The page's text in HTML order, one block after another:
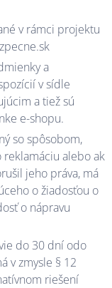
v rámci projektu
a
v sídle
a tiež sú
e-shopu.
so spôsobom,
alebo ak
jeho práva, má
o žiadosťou o
o nápravu
do 30 dní odo
v zmysle § 12
riešení